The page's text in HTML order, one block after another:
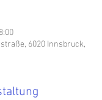
6020 Innsbruck,